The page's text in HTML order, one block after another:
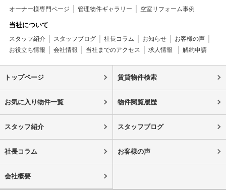
オーナー様専門ページ 管理物件ギャラリー 空室リフォーム事例
当社について
スタッフ紹介 スタッフブログ 社長コラム お知らせ
お客様の声
お役立ち情報
会社情報 当社までのアクセス 求人情報 解約申請
トップページ 賃貸物件検索
お気に入り物件一覧 物件閲覧履歴
スタッフ紹介 スタッフブログ
社長コラム お客様の声
会社概要